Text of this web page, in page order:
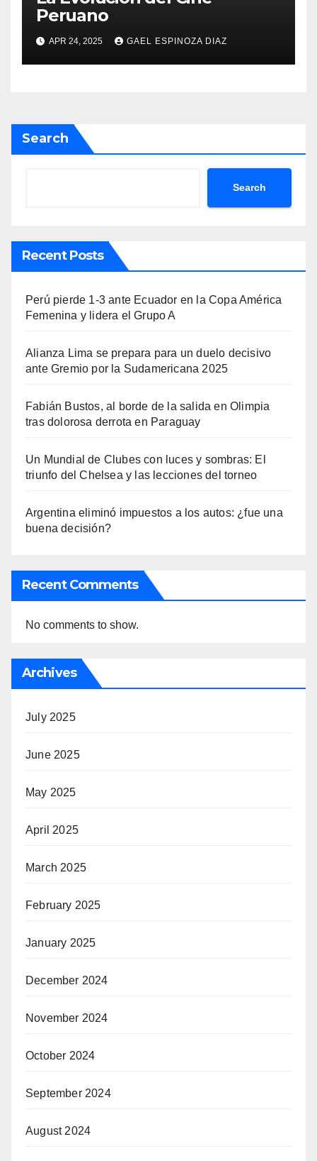
Peruano
APR 24, 2025 GAEL ESPINOZA DIAZ
Search
Search
Recent Posts
Perú pierde 1-3 ante Ecuador en la Copa América
Femenina y lidera el Grupo A
Alianza Lima se prepara para un duelo decisivo
ante Gremio por la Sudamericana 2025
Fabián Bustos, al borde de la salida en Olimpia
tras dolorosa derrota en Paraguay
Un Mundial de Clubes con luces y sombras: El
triunfo del Chelsea y las lecciones del torneo
Argentina eliminó impuestos a los autos: ¿fue una
buena decisión?
Recent Comments
No comments to show.
Archives
July 2025
June 2025
May 2025
April 2025
March 2025
February 2025
January 2025
December 2024
November 2024
October 2024
September 2024
August 2024